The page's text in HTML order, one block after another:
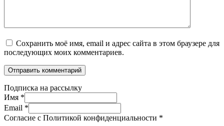
Сохранить моё имя, email и адрес сайта в этом браузере для
последующих моих комментариев.
Подписка на рассылку
Имя *
Email *
Согласие с Политикой конфиденциальности *